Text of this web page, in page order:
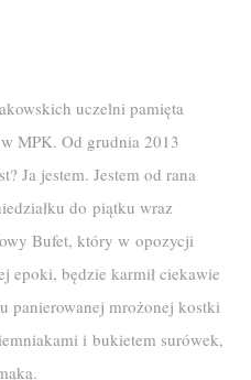
uczelni pamięta
MPK. Od grudnia 2013
Ja jestem. Jestem od rana
do piątku wraz
Bufet, który w opozycji
epoki, będzie karmił ciekawie
panierowanej mrożonej kostki
i bukietem surówek,